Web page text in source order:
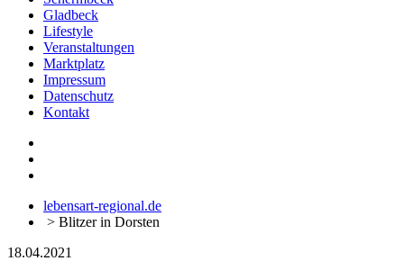
Gladbeck
Lifestyle
Veranstaltungen
Marktplatz
Impressum
Datenschutz
Kontakt
lebensart-regional.de
> Blitzer in Dorsten
18.04.2021